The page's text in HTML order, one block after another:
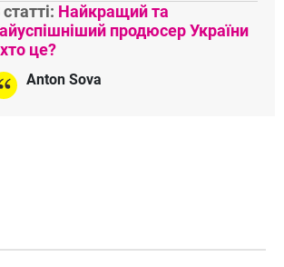
Найкращий та
продюсер України
це?
Anton Sova